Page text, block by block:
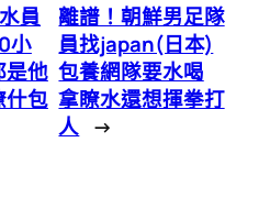
員
小
是他
什包
離譜！朝鮮男足隊
員找japan(日本)
包養網隊要水喝
拿瞭水還想揮拳打
人 →